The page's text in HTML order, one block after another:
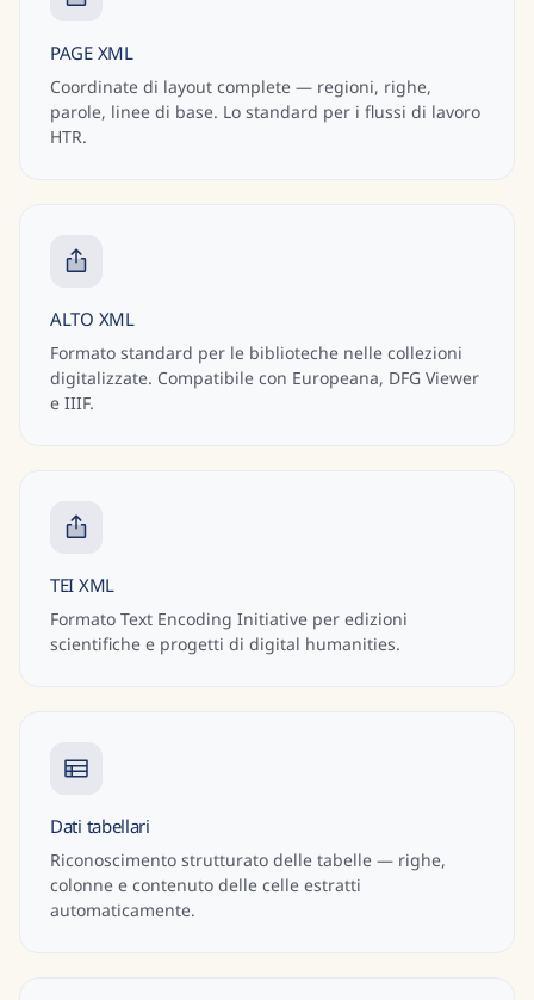
PAGE XML
Coordinate di layout complete — regioni, righe,
parole, linee di base. Lo standard per i flussi di lavoro
HTR.
ALTO XML
Formato standard per le biblioteche nelle collezioni
digitalizzate. Compatibile con Europeana, DFG Viewer
e IIIF.
TEI XML
Formato Text Encoding Initiative per edizioni
scientifiche e progetti di digital humanities.
Dati tabellari
Riconoscimento strutturato delle tabelle — righe,
colonne e contenuto delle celle estratti
automaticamente.